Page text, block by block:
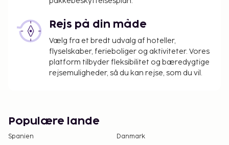
Rejs på din måde
Vælg fra et bredt udvalg af hoteller,
flyselskaber, ferieboliger og aktiviteter. Vores
platform tilbyder fleksibilitet og bæredygtige
rejsemuligheder, så du kan rejse, som du vil.
Populære lande
Spanien
Danmark